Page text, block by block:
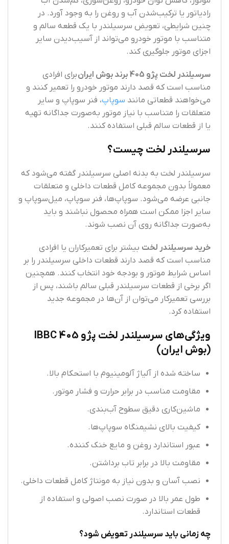
رادیاتور یا ترکیب‌شدن آب و روغن را به وجود آورد. در
چنین شرایطی، تعویض سرسیلندر با یک قطعه سالم و
متناسب با موتور خودرو می‌تواند از آسیب‌دیدن سایر
اجزای موتور جلوگیری کند.
سرسیلندر لخت پژو 405 برند بوش ایران
برای افرادی
مناسب است که قصد دارند موتور خودرو را تعمیر کنند و
می‌خواهند قطعاتی مانند سوپاپ، فنر سوپاپ و سایر
متعلقات را متناسب با نیاز موتور به‌صورت جداگانه تهیه
یا از قطعات سالم قبلی استفاده کنند.
سرسیلندر لخت چیست؟
سرسیلندر لخت به بدنه اصلی سرسیلندر گفته می‌شود که
معمولاً بدون مجموعه کامل قطعات داخلی و متعلقات
جانبی عرضه می‌شود. سوپاپ‌ها، فنر سوپاپ، میل‌سوپاپ و
سایر اجزا ممکن است همراه محصول نباشند و باید
به‌صورت جداگانه روی آن نصب شوند.
خرید سرسیلندر لخت بیشتر برای تعمیرکاران یا افرادی
مناسب است که قصد دارند قطعات داخلی سرسیلندر را بر
اساس شرایط موتور و بودجه خود انتخاب کنند. همچنین
اگر برخی از قطعات سرسیلندر قبلی سالم باشند، پس از
بررسی تعمیرکار می‌توان از آن‌ها در مجموعه جدید
استفاده کرد.
ویژگی‌های سرسیلندر لخت پژو 405 IBBC
(بوش ایران)
ساخته شده از آلیاژ آلومینیوم با استحکام بالا.
مقاومت مناسب در برابر حرارت و فشار موتور.
ماشین‌کاری دقیق سطوح آب‌بندی.
کیفیت بالای نشیمنگاه سوپاپ‌ها.
عبور استاندارد روغن و مایع خنک‌ کننده.
مقاومت بالا در برابر تاب برداشتن.
نصب آسان و بدون نیاز به مونتاژ کامل قطعات داخلی.
طول عمر بالا در صورت نصب اصولی و استفاده از
قطعات استاندارد.
چه زمانی باید سرسیلندر تعویض شود؟